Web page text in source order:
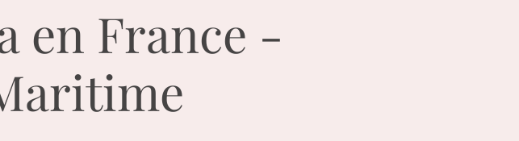
en France -